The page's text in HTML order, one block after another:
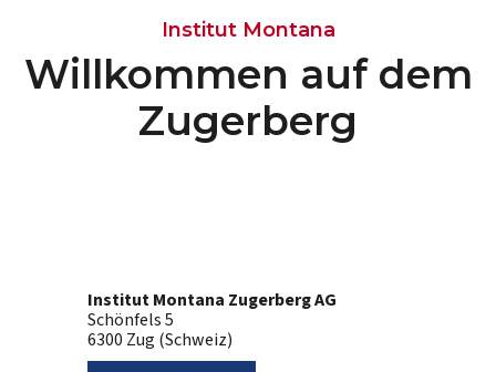
Institut Montana
Willkommen auf dem
Zugerberg
Institut Montana Zugerberg AG
Schönfels 5
6300 Zug (Schweiz)